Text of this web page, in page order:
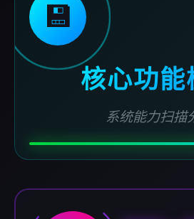
💾
核心功能
系统能力扫描